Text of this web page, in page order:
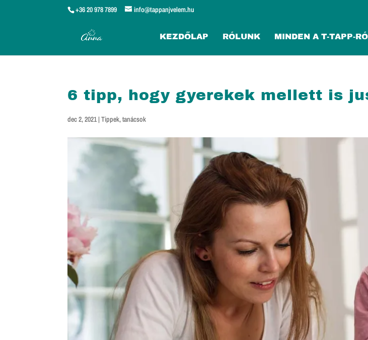
+36 20 978 7899 info@tappanjvelem.hu
KEZDŐLAP RÓLUNK MINDEN A T-TAPP-
6 tipp, hogy gyerekek mellett is
dec 2, 2021|Tippek, tanácsok